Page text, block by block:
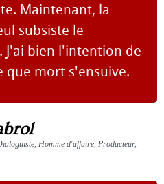
Maintenant, la
subsiste le
bien l'intention de
que mort s'ensuive.
Homme d'affaire, Producteur,